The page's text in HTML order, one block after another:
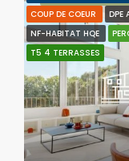
COUP DE COEUR
DPE
NF-HABITAT HQE
T5 4 TERRASSES